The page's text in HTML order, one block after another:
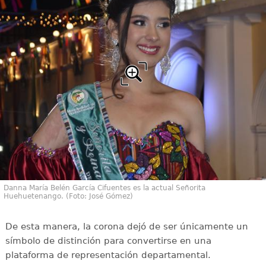
Danna María Belén García Cifuentes es la actual Señorita
Huehuetenango. (Foto: José Gómez)
De esta manera, la corona dejó de ser únicamente un
símbolo de distinción para convertirse en una
plataforma de representación departamental.